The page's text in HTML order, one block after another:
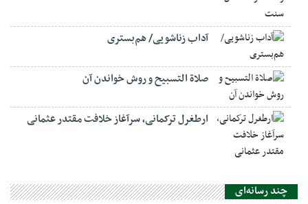
آداب زناشویی/ هم‌بستری
صلاة التسبيح و روش خواندن آن
ارطغرل ترکمانی، سرآغاز خلافت مقتدر عثمانی
چند رسانه‌ای